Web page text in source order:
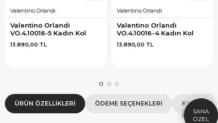
Valentino Orlandi
Valentino Orlandi
VO.4.10016-5 Kadın Kol
13.890,00 TL
Valentino Orlandi
Valentino Orlandi
VO.4.10016-4 Kadın Kol
13.890,00 TL
ÜRÜN ÖZELLIKLERI ÖDEME SEÇENEKLERI KOLAY
HEDIYE
ÇEKI
1.000 TL Hediye Çeki
HEDIYE1000